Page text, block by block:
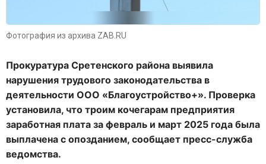
Фотография из архива ZAB.RU
Прокуратура Сретенского района выявила
нарушения трудового законодательства в
деятельности ООО «Благоустройство+». Проверка
установила, что троим кочегарам предприятия
заработная плата за февраль и март 2025 года была
выплачена с опозданием, сообщает пресс-служба
ведомства.